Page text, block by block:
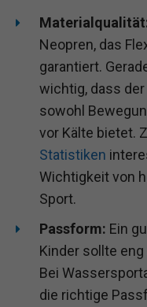
Neopren, das
garantiert.
wichtig, dass der
sowohl
vor Kälte bietet.
Statistiken
Wichtigkeit von
Sport.
Passform: Ein
Kinder sollte
Bei
die richtige